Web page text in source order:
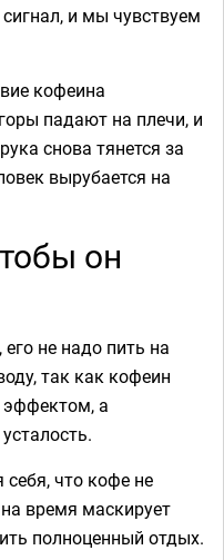
и мы чувствуем
кофеина
падают на плечи, и
снова тянется за
вырубается на
он
не надо пить на
так как кофеин
а
себя, что кофе не
время маскирует
полноценный отдых.